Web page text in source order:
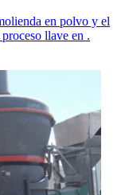
en polvo y el
llave en .